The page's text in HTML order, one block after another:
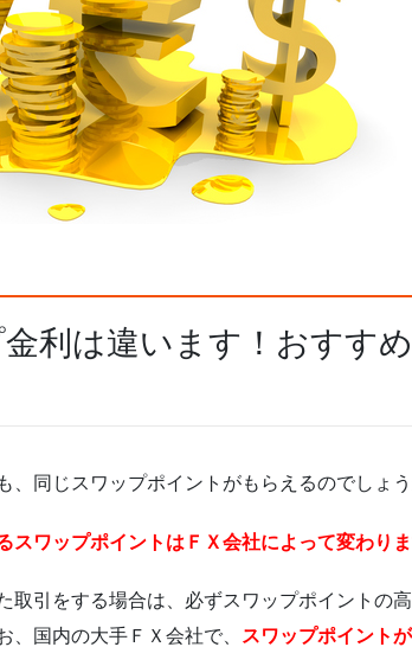
利は違います！おすす
、同じスワップポイントがもらえるのでしょう
スワップポイントはＦＸ会社によって変わりま
取引をする場合は、必ずスワップポイントの
国内の大手ＦＸ会社で、
スワップポイント